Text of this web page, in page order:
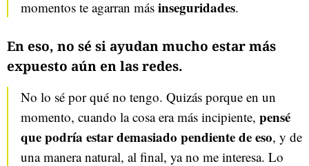
momentos te agarran más inseguridades.
En eso, no sé si ayudan mucho estar más
expuesto aún en las redes.
No lo sé por qué no tengo. Quizás porque en un
momento, cuando la cosa era más incipiente, pensé
que podría estar demasiado pendiente de eso, y de
una manera natural, al final, ya no me interesa. Lo